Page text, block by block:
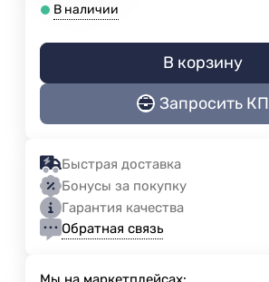
В наличии
В корзину
Запросить КП
Быстрая доставка
Бонусы за покупку
Гарантия качества
Обратная связь